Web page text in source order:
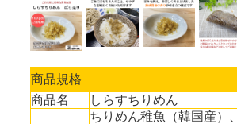
商品規格
商品名
しらすちりめん
ちりめん稚魚（韓国産）